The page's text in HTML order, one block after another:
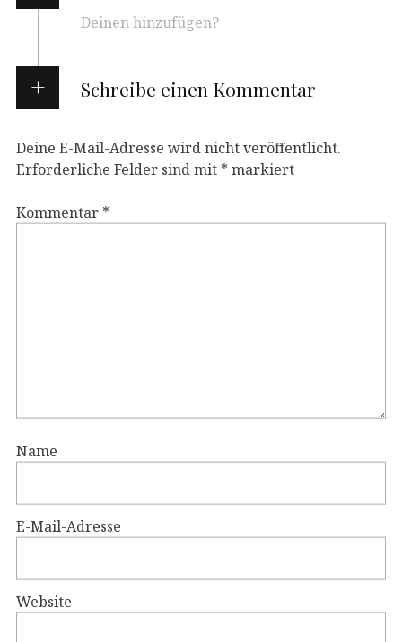
Deinen hinzufügen?
Schreibe einen Kommentar
Deine E-Mail-Adresse wird nicht veröffentlicht.
Erforderliche Felder sind mit * markiert
Kommentar *
Name
E-Mail-Adresse
Website